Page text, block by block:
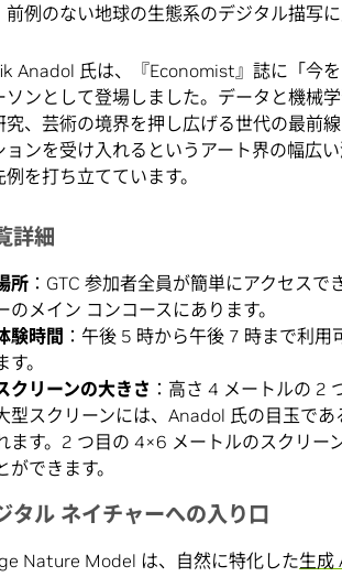
前例のない地球の生態系のデジタル描写に
Anadol 氏は、『Economist』誌に「今
ソンとして登場しました。データと機械
究、芸術の境界を押し広げる世代の最前
ョンを受け入れるというアート界の幅広
例を打ち立てています。
詳細
所 ：GTC 参加者全員が簡単にアクセス
のメイン コンコースにあります。
験時間 ：午後 5 時から午後 7 時まで利
す。
クリーンの大きさ ：高さ 4 メートルの 2
型スクリーンには、Anadol 氏の目玉で
ます。2 つ目の 4×6 メートルのスクリ
ができます。
タル ネイチャーへの入り口
Nature Model は、自然に特化した生成